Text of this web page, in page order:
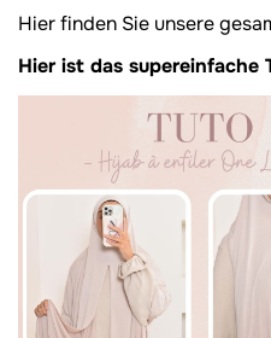
Hier finden Sie unsere
Hier ist das supereinfache